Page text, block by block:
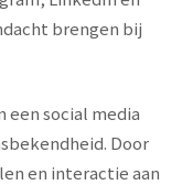
brengen bij
een social media
Door
en interactie aan